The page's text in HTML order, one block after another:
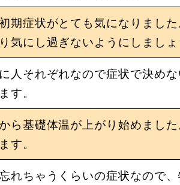
期症状がとても気になりまし
気にし過ぎないようにしましょ
人それぞれなので症状で決め
す。
ら基礎体温が上がり始めまし
す。
れちゃうくらいの症状なので、